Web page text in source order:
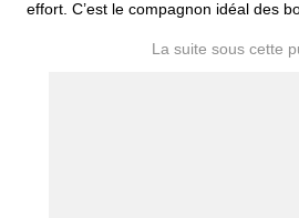
effort. C’est le compagnon idéal des